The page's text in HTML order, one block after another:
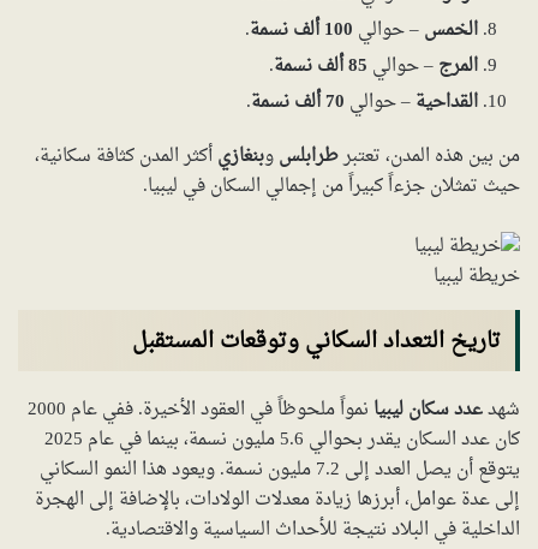
الخمس– حوالي 100 ألف نسمة
.
المرج– حوالي 85 ألف نسمة
.
القداحية– حوالي 70 ألف نسمة
.
من بين هذه المدن، تعتبرطرابلسوبنغازيأكثر المدن كثافة سكانية،
حيث تمثلان جزءاً كبيراً من إجمالي السكان في ليبيا.
خريطة ليبيا
تاريخ التعداد السكاني وتوقعات المستقبل
شهدعدد سكان ليبيا
نمواً ملحوظاً في العقود الأخيرة. ففي عام 2000
كان عدد السكان يقدر بحوالي 5.6 مليون نسمة، بينما في عام 2025
يتوقع أن يصل العدد إلى 7.2 مليون نسمة. ويعود هذا النمو السكاني
إلى عدة عوامل، أبرزها زيادة معدلات الولادات، بالإضافة إلى الهجرة
الداخلية في البلاد نتيجة للأحداث السياسية والاقتصادية.